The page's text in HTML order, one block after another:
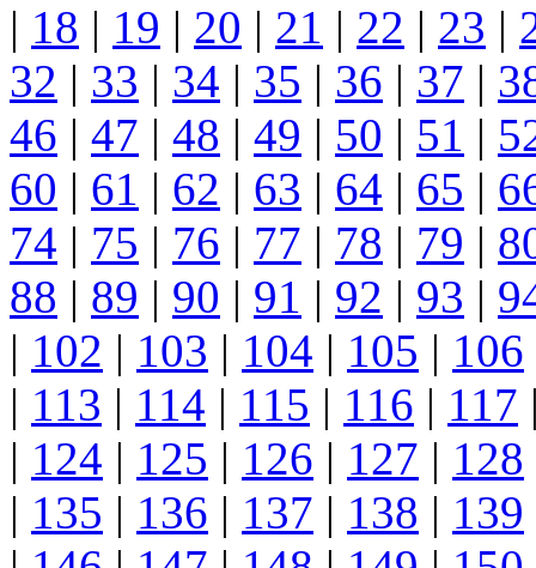
| 18 | 19 | 20 | 21 | 22 | 23 |
32 | 33 | 34 | 35 | 36 | 37 |
46 | 47 | 48 | 49 | 50 | 51 |
60 | 61 | 62 | 63 | 64 | 65 |
74 | 75 | 76 | 77 | 78 | 79 |
88 | 89 | 90 | 91 | 92 | 93 |
| 102 | 103 | 104 | 105 | 106
| 113 | 114 | 115 | 116 | 117
| 124 | 125 | 126 | 127 | 128
| 135 | 136 | 137 | 138 | 139